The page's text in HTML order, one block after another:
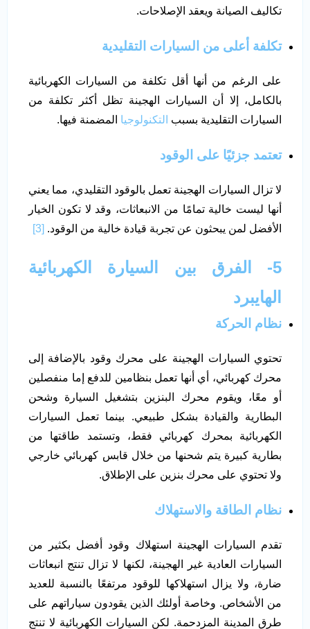
تكاليف الصيانة ويعقد الإصلاحات.
تكلفة أعلى من السيارات التقليدية
على الرغم من أنها أقل تكلفة من السيارات الكهربائية
بالكامل، إلا أن السيارات الهجينة تظل أكثر تكلفة من
السيارات التقليدية بسبب التكنولوجيا المضمنة فيها.
تعتمد جزئيًا على الوقود
لا تزال السيارات الهجينة تعمل بالوقود التقليدي، مما يعني
أنها ليست خالية تمامًا من الانبعاثات، وقد لا تكون الخيار
الأفضل لمن يبحثون عن تجربة قيادة خالية من الوقود. [3]
5- الفرق بين السيارة الكهربائية
الهايبرد
نظام الحركة
تحتوي السيارات الهجينة على محرك وقود بالإضافة إلى
محرك كهربائي، أي أنها تعمل بنظامين للدفع إما منفصلين
أو معًا، ويقوم محرك البنزين بتشغيل السيارة وشحن
البطارية والقيادة بشكل طبيعي. بينما تعمل السيارات
الكهربائية بمحرك كهربائي فقط، وتستمد طاقتها من
بطارية كبيرة يتم شحنها من خلال قابس كهربائي خارجي
ولا تحتوي على محرك بنزين على الإطلاق.
نظام الطاقة والاستهلاك
تقدم السيارات الهجينة استهلاك وقود أفضل بكثير من
السيارات العادية غير الهجينة، لكنها لا تزال تنتج انبعاثات
ضارة، ولا يزال استهلاكها للوقود مرتفعًا بالنسبة للعديد
من الأشخاص. وخاصة أولئك الذين يقودون سياراتهم على
طرق المدينة المزدحمة. لكن السيارات الكهربائية لا تنتج